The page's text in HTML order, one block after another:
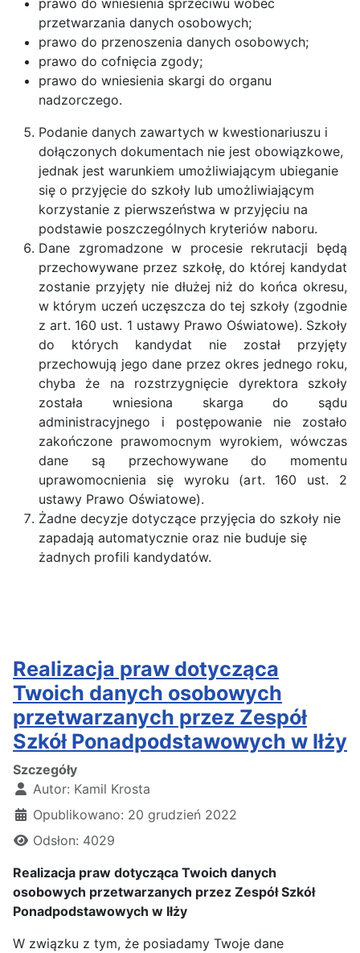
przetwarzania danych osobowych;
prawo do przenoszenia danych osobowych;
prawo do cofnięcia zgody;
prawo do wniesienia skargi do organu
nadzorczego.
Podanie danych zawartych w kwestionariuszu i
dołączonych dokumentach nie jest obowiązkowe,
jednak jest warunkiem umożliwiającym ubieganie
się o przyjęcie do szkoły lub umożliwiającym
korzystanie z pierwszeństwa w przyjęciu na
podstawie poszczególnych kryteriów naboru.
Dane zgromadzone w procesie rekrutacji będą
przechowywane przez szkołę, do której kandydat
zostanie przyjęty nie dłużej niż do końca okresu,
w którym uczeń uczęszcza do tej szkoły (zgodnie
z art. 160 ust. 1 ustawy Prawo Oświatowe). Szkoły
do których kandydat nie został przyjęty
przechowują jego dane przez okres jednego roku,
chyba że na rozstrzygnięcie dyrektora szkoły
została wniesiona skarga do sądu
administracyjnego i postępowanie nie zostało
zakończone prawomocnym wyrokiem, wówczas
dane są przechowywane do momentu
uprawomocnienia się wyroku (art. 160 ust. 2
ustawy Prawo Oświatowe).
Żadne decyzje dotyczące przyjęcia do szkoły nie
zapadają automatycznie oraz nie buduje się
żadnych profili kandydatów.
Realizacja praw dotycząca
Twoich danych osobowych
przetwarzanych przez Zespół
Szkół Ponadpodstawowych w Iłży
Szczegóły
Autor: Kamil Krosta
Opublikowano: 20 grudzień 2022
Odsłon: 4029
Realizacja praw dotycząca Twoich danych
osobowych przetwarzanych przez Zespół Szkół
Ponadpodstawowych w Iłży
W związku z tym, że posiadamy Twoje dane